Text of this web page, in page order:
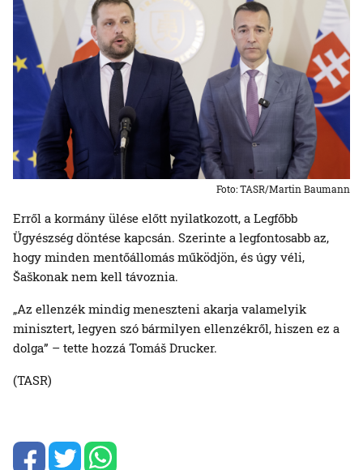
Foto: TASR/Martin Baumann
Erről a kormány ülése előtt nyilatkozott, a Legfőbb
Ügyészség döntése kapcsán. Szerinte a legfontosabb az,
hogy minden mentőállomás működjön, és úgy véli,
Šaškonak nem kell távoznia.
„Az ellenzék mindig meneszteni akarja valamelyik
minisztert, legyen szó bármilyen ellenzékről, hiszen ez a
dolga” – tette hozzá Tomáš Drucker.
(TASR)